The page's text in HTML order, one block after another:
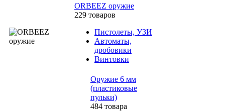
ORBEEZ оружие
229 товаров
Пистолеты, УЗИ
Автоматы,
дробовики
Винтовки
Оружие 6 мм
(пластиковые
пульки)
484 товара